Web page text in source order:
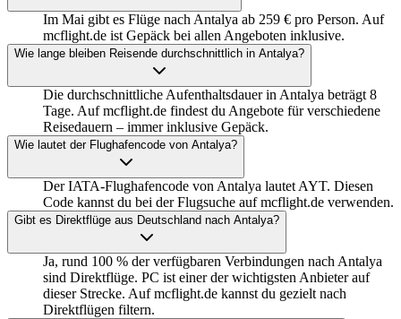
Im Mai gibt es Flüge nach Antalya ab 259 € pro Person. Auf
mcflight.de ist Gepäck bei allen Angeboten inklusive.
Wie lange bleiben Reisende durchschnittlich in Antalya?
Die durchschnittliche Aufenthaltsdauer in Antalya beträgt 8
Tage. Auf mcflight.de findest du Angebote für verschiedene
Reisedauern – immer inklusive Gepäck.
Wie lautet der Flughafencode von Antalya?
Der IATA-Flughafencode von Antalya lautet AYT. Diesen
Code kannst du bei der Flugsuche auf mcflight.de verwenden.
Gibt es Direktflüge aus Deutschland nach Antalya?
Ja, rund 100 % der verfügbaren Verbindungen nach Antalya
sind Direktflüge. PC ist einer der wichtigsten Anbieter auf
dieser Strecke. Auf mcflight.de kannst du gezielt nach
Direktflügen filtern.